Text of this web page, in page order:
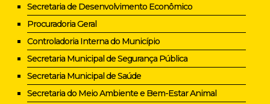
Secretaria de Desenvolvimento Econômico
Procuradoria Geral
Controladoria Interna do Município
Secretaria Municipal de Segurança Pública
Secretaria Municipal de Saúde
Secretaria do Meio Ambiente e Bem-Estar Animal